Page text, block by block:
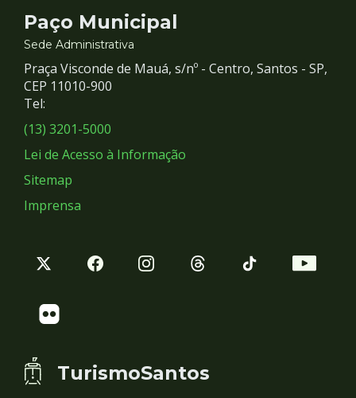
Contato
e
Redes
Sociais
Paço Municipal
Sede Administrativa
Praça Visconde de Mauá, s/nº - Centro, Santos - SP,
CEP 11010-900
Tel:
(13) 3201-5000
Lei de Acesso à Informação
Sitemap
Imprensa
TurismoSantos